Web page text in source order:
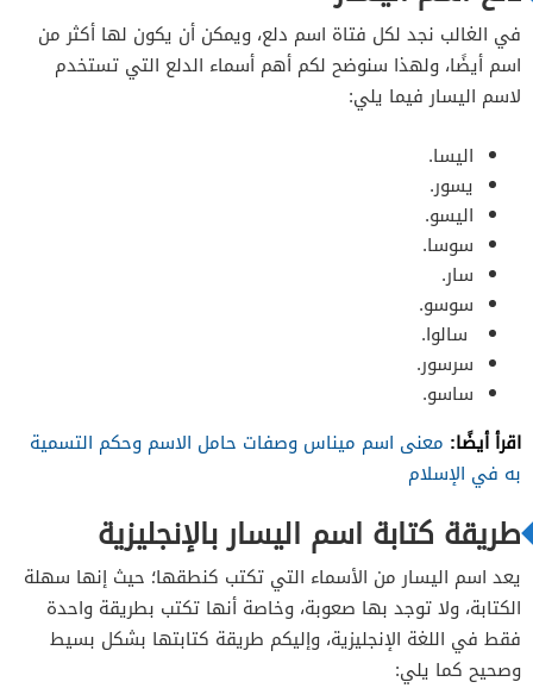
في الغالب نجد لكل فتاة اسم دلع، ويمكن أن يكون لها أكثر من
اسم أيضًا، ولهذا سنوضح لكم أهم أسماء الدلع التي تستخدم
لاسم اليسار فيما يلي:
اليسا.
يسور.
اليسو.
سوسا.
سار.
سوسو.
سالوا.
سرسور.
ساسو.
اقرأ أيضًا: معنى اسم ميناس وصفات حامل الاسم وحكم التسمية
به في الإسلام
طريقة كتابة اسم اليسار بالإنجليزية
يعد اسم اليسار من الأسماء التي تكتب كنطقها؛ حيث إنها سهلة
الكتابة، ولا توجد بها صعوبة، وخاصة أنها تكتب بطريقة واحدة
فقط في اللغة الإنجليزية، وإليكم طريقة كتابتها بشكل بسيط
وصحيح كما يلي: